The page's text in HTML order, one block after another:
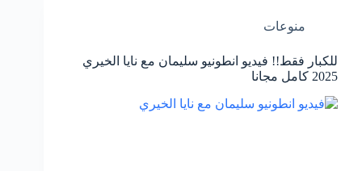
منوعات
للكبار فقط!! فيديو انطونيو سليمان مع نايا الخيري
2025 كامل مجانا